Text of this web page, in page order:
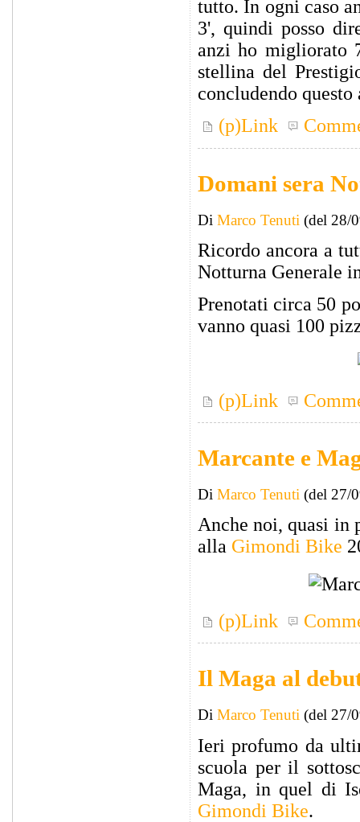
tutto. In ogni caso
3', quindi posso
anzi ho migliorato
stellina del
concludendo
(p)Link
Domani sera
Di Marco Tenuti (del 28/
Ricordo ancora a
Notturna Generale
Prenotati circa 50
vanno quasi 100
(p)Link
Marcante e
Di Marco Tenuti (del 27/
Anche noi, quasi in
alla Gimondi Bike
(p)Link
Il Maga al
Di Marco Tenuti (del 27/
Ieri profumo da
scuola per il
Maga, in quel di
Gimondi Bike.